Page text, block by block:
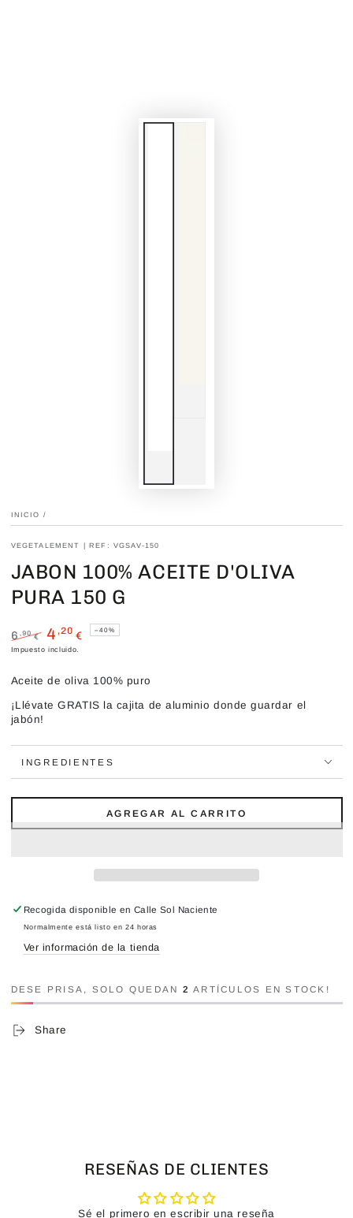
INICIO /
VEGETALEMENT | REF: VGSAV-150
JABON 100% ACEITE D'OLIVA
PURA 150 G
Precio
6 ,90 €
Precio
venta
4 ,20 € –40%
Impuesto incluido.
Aceite de oliva 100% puro
¡Llévate GRATIS la cajita de aluminio donde guardar el
jabón!
INGREDIENTES
AGREGAR AL CARRITO
Recogida disponible en Calle Sol Naciente
Normalmente está listo en 24 horas
Ver información de la tienda
DESE PRISA, SOLO QUEDAN 2 ARTÍCULOS EN STOCK!
Share
RESEÑAS DE CLIENTES
Sé el primero en escribir una reseña